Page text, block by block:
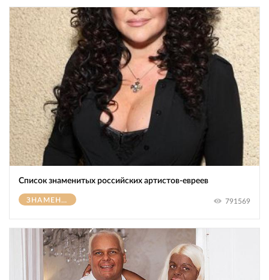
Список знаменитых российских артистов-евреев
ЗНАМЕНИТОСТИ 791569